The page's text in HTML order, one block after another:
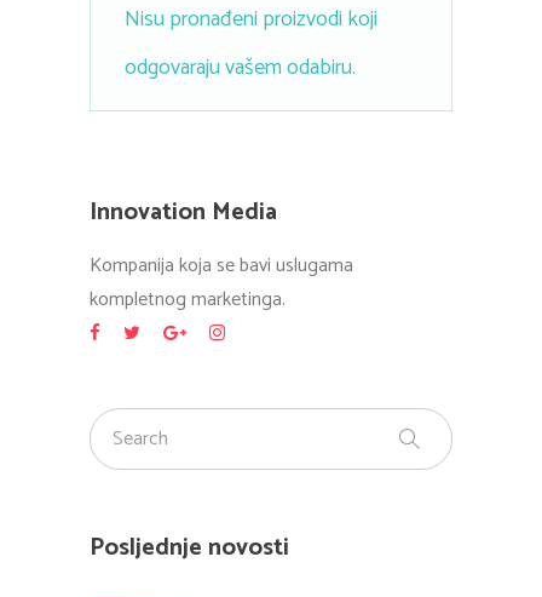
Nisu pronađeni proizvodi koji
odgovaraju vašem odabiru.
Innovation Media
Kompanija koja se bavi uslugama
kompletnog marketinga.
Posljednje novosti